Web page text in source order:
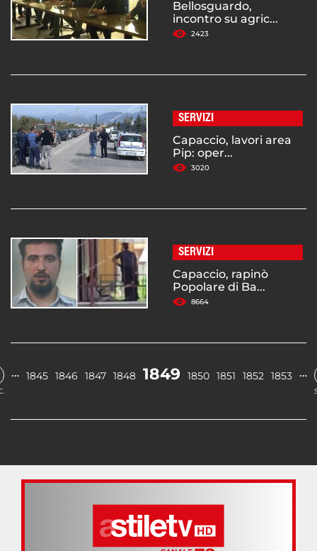
Bellosguardo,
incontro su agric...
2423
SERVIZI
Capaccio, lavori area
Pip: oper...
3020
SERVIZI
Capaccio, rapinò
Popolare di Ba...
8664
… 1845 1846 1847 1848 1849 1850 1851 1852 1853 …